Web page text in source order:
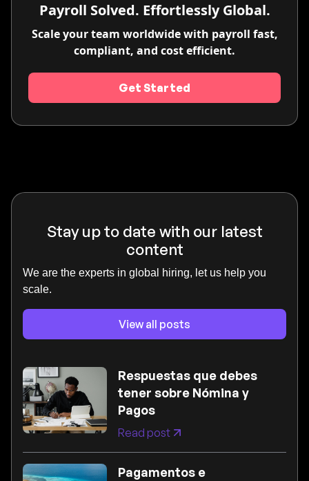
Payroll Solved. Effortlessly Global.
Scale your team worldwide with payroll fast,
compliant, and cost efficient.
Get Started
Stay up to date with our latest
content
We are the experts in global hiring, let us help you
scale.
View all posts
Respuestas que debes
tener sobre Nómina y
Pagos
Read post
Pagamentos e